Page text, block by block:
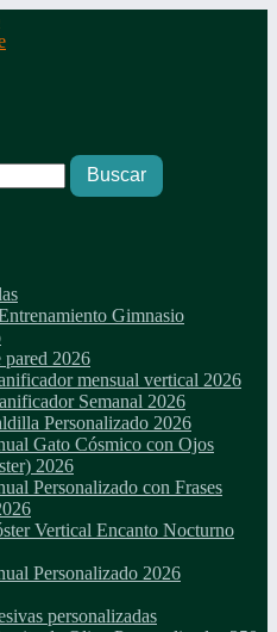
Buscar
Gimnasio
pared 2026
mensual vertical 2026
Semanal 2026
Personalizado 2026
Gato Cósmico con Ojos
2026
Personalizado con Frases
Vertical Encanto Nocturno
Personalizado 2026
personalizadas